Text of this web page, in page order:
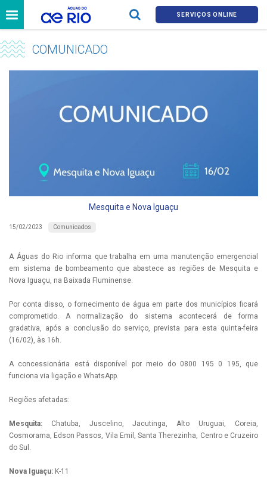
SERVIÇOS ONLINE
COMUNICADO
Mesquita e Nova Iguaçu
15/02/2023 Comunicados
A Águas do Rio informa que trabalha em uma manutenção emergencial
em sistema de bombeamento que abastece as regiões de Mesquita e
Nova Iguaçu, na Baixada Fluminense.
Por conta disso, o fornecimento de água em parte dos municípios ficará
comprometido. A normalização do sistema acontecerá de forma
gradativa, após a conclusão do serviço, prevista para esta quinta-feira
(16/02), às 16h.
A concessionária está disponível por meio do 0800 195 0 195, que
funciona via ligação e WhatsApp.
Regiões afetadas:
Mesquita: Chatuba, Juscelino, Jacutinga, Alto Uruguai, Coreia,
Cosmorama, Edson Passos, Vila Emil, Santa Therezinha, Centro e Cruzeiro
do Sul.
Nova Iguaçu: K-11